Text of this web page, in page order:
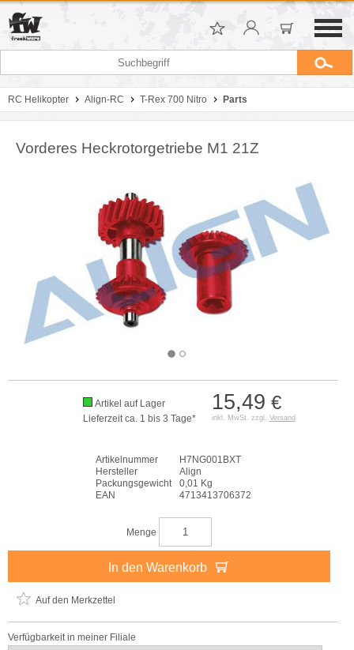
RC Helikopter Align-RC T-Rex 700 Nitro Parts
Vorderes Heckrotorgetriebe M1 21Z
15,49 €
inkl. MwSt. zzgl. Versand
Artikel auf Lager
Lieferzeit ca. 1 bis 3 Tage*
Artikelnummer
H7NG001BXT
Hersteller
Align
Packungsgewicht
0,01 Kg
EAN
4713413706372
Menge
In den Warenkorb
Auf den Merkzettel
Verfügbarkeit in meiner Filiale